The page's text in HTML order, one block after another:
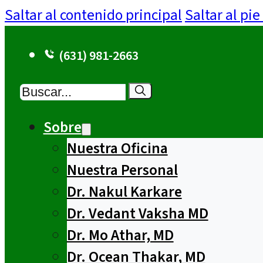
Saltar al contenido principalSaltar al
(631) 981-2663
Buscar
Sobre
Nuestra Oficina
Nuestra Personal
Dr. Nakul Karkare
Dr. Vedant Vaksha MD
Dr. Mo Athar, MD
Dr. Ocean Thakar, MD